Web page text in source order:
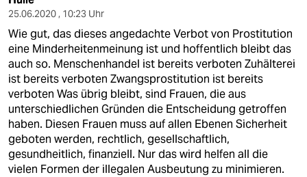
25.06.2020 , 10:23 Uhr
Wie gut, das dieses angedachte Verbot von Prostitution
eine Minderheitenmeinung ist und hoffentlich bleibt das
auch so. Menschenhandel ist bereits verboten Zuhälterei
ist bereits verboten Zwangsprostitution ist bereits
verboten Was übrig bleibt, sind Frauen, die aus
unterschiedlichen Gründen die Entscheidung getroffen
haben. Diesen Frauen muss auf allen Ebenen Sicherheit
geboten werden, rechtlich, gesellschaftlich,
gesundheitlich, finanziell. Nur das wird helfen all die
vielen Formen der illegalen Ausbeutung zu minimieren.